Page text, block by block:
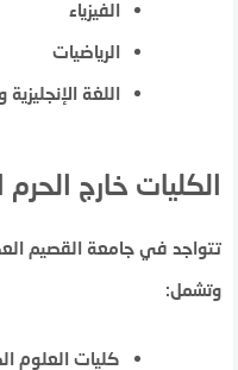
الفيزياء
الرياضيات
اللغة الإنجليزية
الكليات خارج
تتواجد في جامعة القصيم
وتشمل:
كليات العلوم